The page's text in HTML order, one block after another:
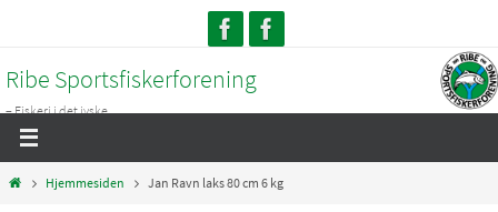
content
Ribe Sportsfiskerforening
– Fiskeri i det jyske...
HomeHjemmesiden Jan Ravn laks 80 cm 6 kg